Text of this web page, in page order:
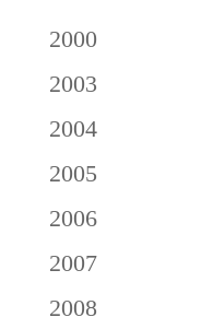
2000
2003
2004
2005
2006
2007
2008